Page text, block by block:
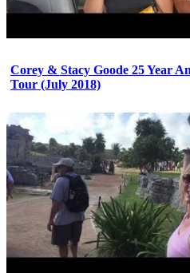
Corey & Stacy Goode 25 Year
Tour (July 2018)